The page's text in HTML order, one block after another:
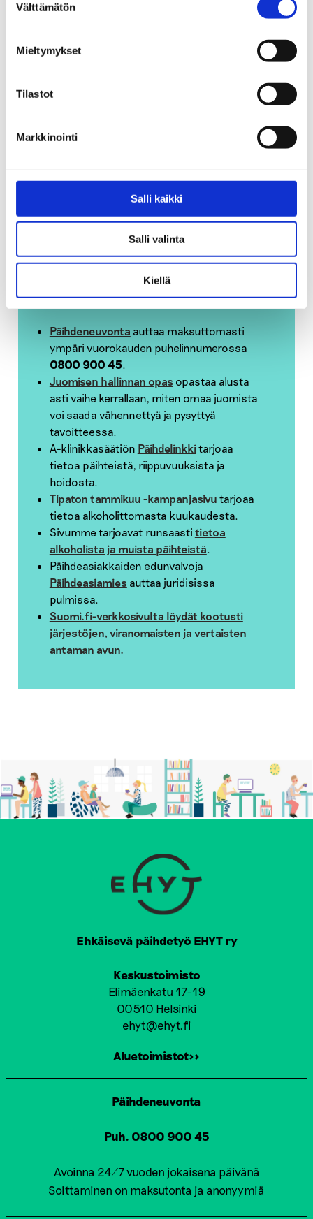
valinta
Välttämätön
Mieltymykset
Tilastot
Markkinointi
Salli kaikki
Salli valinta
Kiellä
Miten voisin nauttia eläkepäivistäni
Alkoholinkäytön vähentäminen tai
lopettaminen – miten pääsen
Sivu
käytön seurantaan
Mistä apua?
Päihdeneuvonta auttaa maksuttomasti
ympäri vuorokauden puhelinnumerossa
0800 900 45.
Juomisen hallinnan opas opastaa alusta
asti vaihe kerrallaan, miten omaa juomista
voi saada vähennettyä ja pysyttyä
tavoitteessa.
A-klinikkasäätiön Päihdelinkkitarjoaa
tietoa päihteistä, riippuvuuksista ja
hoidosta.
Tipaton tammikuu -kampanjasivu tarjoaa
tietoa alkoholittomasta kuukaudesta.
Sivumme tarjoavat runsaasti tietoa
alkoholista ja muista päihteistä.
Päihdeasiakkaiden edunvalvoja
Päihdeasiamies auttaa juridisissa
pulmissa.
Suomi.fi-verkkosivulta löydät kootusti
järjestöjen, viranomaisten ja vertaisten
antaman avun.
Ehkäisevä päihdetyö EHYT ry
Keskustoimisto
Elimäenkatu 17-19
00510 Helsinki
ehyt@ehyt.fi
Aluetoimistot>>
Päihdeneuvonta
Puh. 0800 900 45
Avoinna 24/7 vuoden jokaisena päivänä
Soittaminen on maksutonta ja anonyymiä